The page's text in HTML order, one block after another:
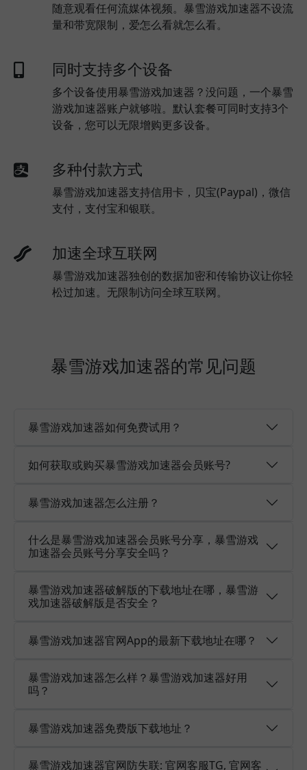
随意观看任何流媒体视频。暴雪游戏加速器不设流
量和带宽限制，爱怎么看就怎么看。
同时支持多个设备
多个设备使用暴雪游戏加速器？没问题，一个暴雪
游戏加速器账户就够啦。默认套餐可同时支持3个
设备，您可以无限增购更多设备。
多种付款方式
暴雪游戏加速器支持信用卡，贝宝(Paypal)，微信
支付，支付宝和银联。
加速全球互联网
暴雪游戏加速器独创的数据加密和传输协议让你轻
松过加速。无限制访问全球互联网。
暴雪游戏加速器的常见问题
暴雪游戏加速器如何免费试用？
如何获取或购买暴雪游戏加速器会员账号?
暴雪游戏加速器怎么注册？
什么是暴雪游戏加速器会员账号分享，暴雪游戏
加速器会员账号分享安全吗？
暴雪游戏加速器破解版的下载地址在哪，暴雪游
戏加速器破解版是否安全？
暴雪游戏加速器官网App的最新下载地址在哪？
暴雪游戏加速器怎么样？暴雪游戏加速器好用
吗？
暴雪游戏加速器免费版下载地址？
暴雪游戏加速器官网防失联: 官网客服TG, 官网客